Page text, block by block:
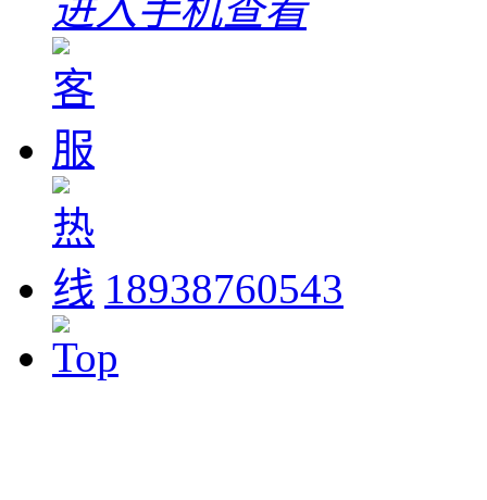
进入手机查看
18938760543